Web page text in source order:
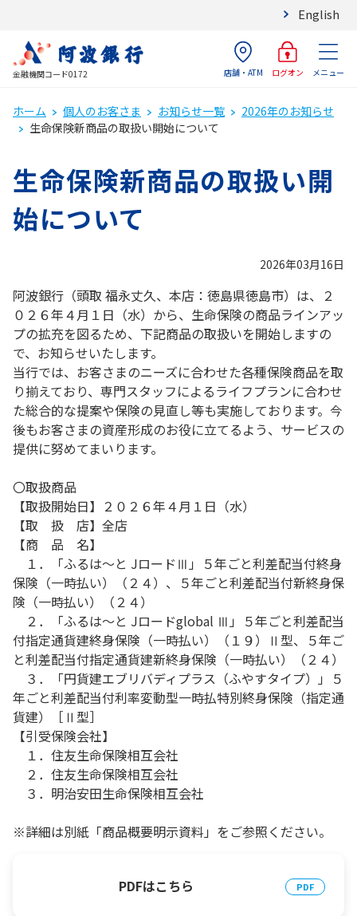
English
金融機関コード0172 店舗・ATM ログオン メニュー
ホーム 個人のお客さま お知らせ一覧
2026年のお知らせ
生命保険新商品の取扱い開始について
生命保険新商品の取扱い開
始について
2026年03月16日
阿波銀行（頭取 福永丈久、本店：徳島県徳島市）は、２
０２６年４月１日（水）から、生命保険の商品ラインアッ
プの拡充を図るため、下記商品の取扱いを開始しますの
で、お知らせいたします。
当行では、お客さまのニーズに合わせた各種保険商品を取
り揃えており、専門スタッフによるライフプランに合わせ
た総合的な提案や保険の見直し等も実施しております。今
後もお客さまの資産形成のお役に立てるよう、サービスの
提供に努めてまいります。
〇取扱商品
【取扱開始日】２０２６年４月１日（水）
【取 扱 店】全店
【商 品 名】
１．「ふるは～と JロードⅢ」５年ごと利差配当付終身
保険（一時払い）（２４）、５年ごと利差配当付新終身保
険（一時払い）（２４）
２．「ふるは～と Jロードglobal Ⅲ」５年ごと利差配当
付指定通貨建終身保険（一時払い）（１９）Ⅱ型、５年ご
と利差配当付指定通貨建新終身保険（一時払い）（２４）
３．「円貨建エブリバディプラス（ふやすタイプ）」５
年ごと利差配当付利率変動型一時払特別終身保険（指定通
貨建）［Ⅱ型］
【引受保険会社】
１．住友生命保険相互会社
２．住友生命保険相互会社
３．明治安田生命保険相互会社
※詳細は別紙「商品概要明示資料」をご参照ください。
PDFはこちら